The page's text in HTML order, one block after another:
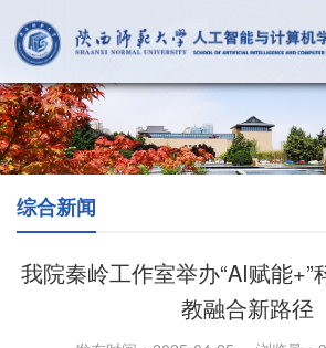
综合新闻
我院秦岭工作室举办“AI赋能+”
教融合新路径